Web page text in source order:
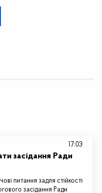
засідання Ради
питання задля стійкості
засідання Ради
17:03